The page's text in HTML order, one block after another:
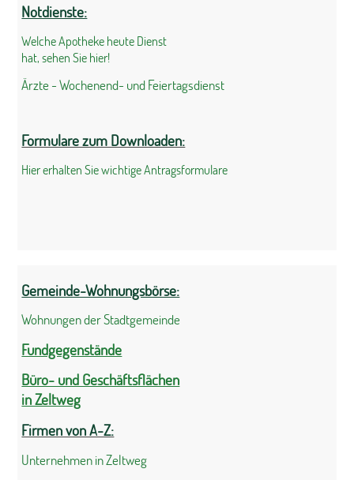
Notdienste:
Welche Apotheke heute Dienst
hat, sehen Sie hier!
Ärzte - Wochenend- und Feiertagsdienst
Formulare zum Downloaden:
Hier erhalten Sie wichtige Antragsformulare
Gemeinde-Wohnungsbörse:
Wohnungen der Stadtgemeinde
Fundgegenstände
Büro- und Geschäftsflächen
in Zeltweg
Firmen von A-Z:
Unternehmen in Zeltweg